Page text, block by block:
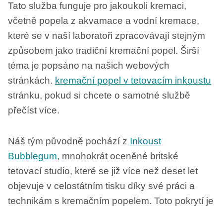
Tato služba funguje pro jakoukoli kremaci,
včetně popela z akvamace a vodní kremace,
které se v naší laboratoři zpracovávají stejným
způsobem jako tradiční kremační popel. Širší
téma je popsáno na našich webových
stránkách. kremační popel v tetovacím inkoustu
stránku, pokud si chcete o samotné službě
přečíst více.
Náš tým původně pochází z Inkoust
Bubblegum, mnohokrát oceněné britské
tetovací studio, které se již více než deset let
objevuje v celostátním tisku díky své práci a
technikám s kremačním popelem. Toto pokrytí je